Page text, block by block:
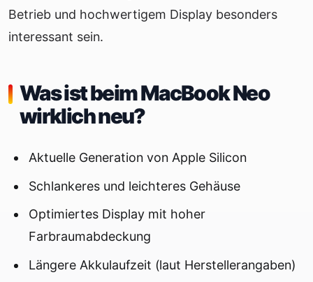
Betrieb und hochwertigem Display besonders
interessant sein.
Was ist beim MacBook Neo
wirklich neu?
Aktuelle Generation von Apple Silicon
Schlankeres und leichteres Gehäuse
Optimiertes Display mit hoher
Farbraumabdeckung
Längere Akkulaufzeit (laut Herstellerangaben)